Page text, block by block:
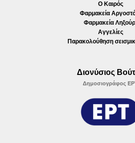
Ο Καιρός
Φαρμακεία
Φαρμακεία
Αγγελίες
Παρακολούθηση
Διονύσιος
Δημοσιογράφος